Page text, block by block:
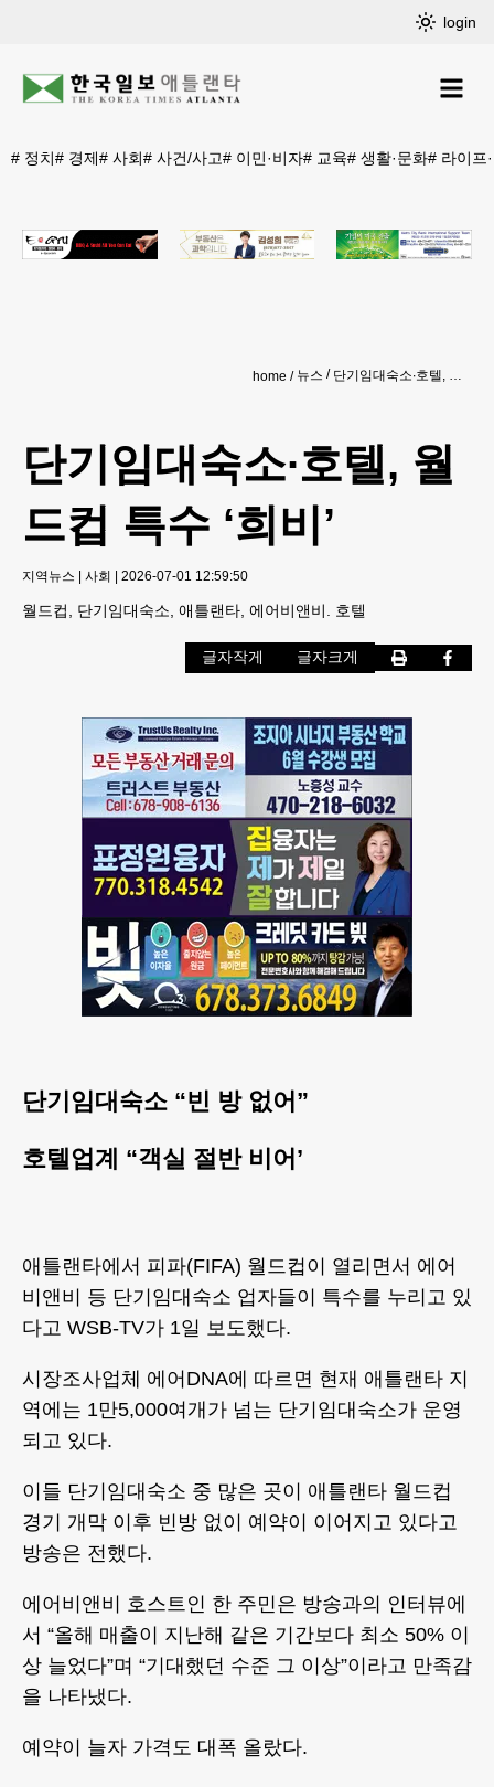
login
# 정치# 경제# 사회# 사건/사고# 이민·비자# 교육# 생활·문화# 라이프
home 뉴스 단기임대숙소∙호텔, 월드컵 특수 ‘희비’
단기임대숙소∙호텔, 월
드컵 특수 ‘희비’
지역뉴스 | 사회 | 2026-07-01 12:59:50
월드컵, 단기임대숙소, 애틀랜타, 에어비앤비. 호텔
글자작게 글자크게
단기임대숙소 “빈 방 없어”
호텔업계 “객실 절반 비어’
애틀랜타에서 피파(FIFA) 월드컵이 열리면서 에어
비앤비 등 단기임대숙소 업자들이 특수를 누리고 있
다고 WSB-TV가 1일 보도했다.
시장조사업체 에어DNA에 따르면 현재 애틀랜타 지
역에는 1만5,000여개가 넘는 단기임대숙소가 운영
되고 있다.
이들 단기임대숙소 중 많은 곳이 애틀랜타 월드컵
경기 개막 이후 빈방 없이 예약이 이어지고 있다고
방송은 전했다.
에어비앤비 호스트인 한 주민은 방송과의 인터뷰에
서 “올해 매출이 지난해 같은 기간보다 최소 50% 이
상 늘었다”며 “기대했던 수준 그 이상”이라고 만족감
을 나타냈다.
예약이 늘자 가격도 대폭 올랐다.